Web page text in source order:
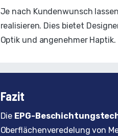
Je nach Kundenwunsch
realisieren. Dies bietet
Optik und angenehmer Haptik.
Fazit
Die EPG-
Oberflächenveredelung von